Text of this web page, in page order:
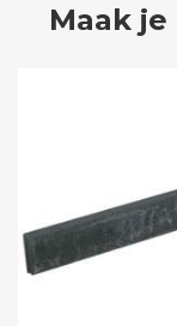
Maak